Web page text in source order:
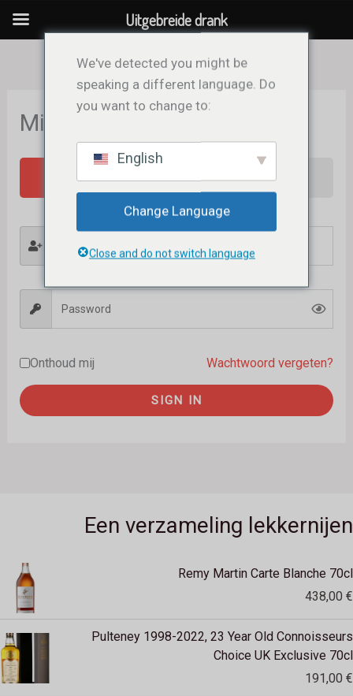
Ga
Mijn rekening
Login Sign Up
Onthoud mij Wachtwoord vergeten?
SIGN IN
Een verzameling lekkernijen
Remy Martin Carte Blanche 70cl
438,00 €
Pulteney 1998-2022, 23 Year Old Connoisseurs
Choice UK Exclusive 70cl
191,00 €
We've detected you might be
speaking a different language. Do
you want to change to:
English
Change Language
Close and do not switch language
Uitgebreide drank